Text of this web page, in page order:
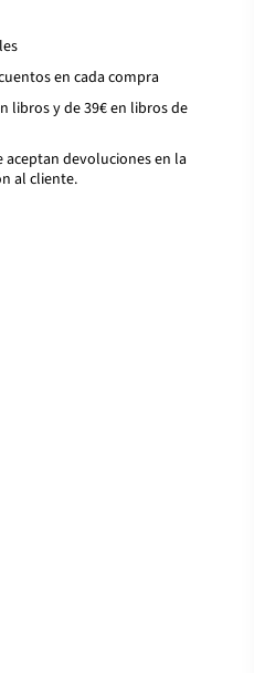
en cada compra
libros y de 39€ en libros de
devoluciones en la
al cliente.